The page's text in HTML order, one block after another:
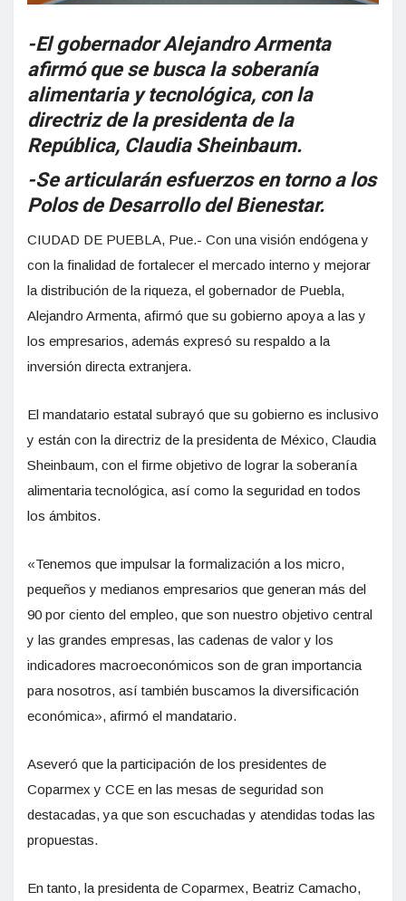
-El gobernador Alejandro Armenta
afirmó que se busca la soberanía
alimentaria y tecnológica, con la
directriz de la presidenta de la
República, Claudia Sheinbaum.
-Se articularán esfuerzos en torno a los
Polos de Desarrollo del Bienestar.
CIUDAD DE PUEBLA, Pue.- Con una visión endógena y
con la finalidad de fortalecer el mercado interno y mejorar
la distribución de la riqueza, el gobernador de Puebla,
Alejandro Armenta, afirmó que su gobierno apoya a las y
los empresarios, además expresó su respaldo a la
inversión directa extranjera.
El mandatario estatal subrayó que su gobierno es inclusivo
y están con la directriz de la presidenta de México, Claudia
Sheinbaum, con el firme objetivo de lograr la soberanía
alimentaria tecnológica, así como la seguridad en todos
los ámbitos.
«Tenemos que impulsar la formalización a los micro,
pequeños y medianos empresarios que generan más del
90 por ciento del empleo, que son nuestro objetivo central
y las grandes empresas, las cadenas de valor y los
indicadores macroeconómicos son de gran importancia
para nosotros, así también buscamos la diversificación
económica», afirmó el mandatario.
Aseveró que la participación de los presidentes de
Coparmex y CCE en las mesas de seguridad son
destacadas, ya que son escuchadas y atendidas todas las
propuestas.
En tanto, la presidenta de Coparmex, Beatriz Camacho,